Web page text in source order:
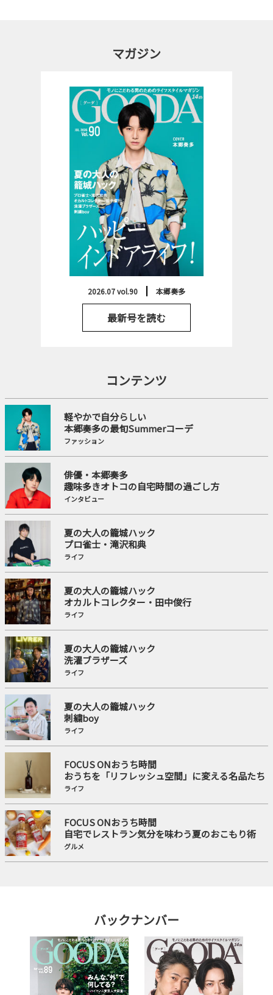
マガジン
2026.07 vol.90 本郷奏多
最新号を読む
コンテンツ
軽やかで自分らしい
本郷奏多の最旬Summerコーデ
ファッション
俳優・本郷奏多
趣味多きオトコの自宅時間の過ごし方
インタビュー
夏の大人の籠城ハック
プロ雀士・滝沢和典
ライフ
夏の大人の籠城ハック
オカルトコレクター・田中俊行
ライフ
夏の大人の籠城ハック
洗濯ブラザーズ
ライフ
夏の大人の籠城ハック
刺繍boy
ライフ
FOCUS ONおうち時間
おうちを「リフレッシュ空間」に変える名品たち
ライフ
FOCUS ONおうち時間
自宅でレストラン気分を味わう夏のおこもり術
グルメ
バックナンバー